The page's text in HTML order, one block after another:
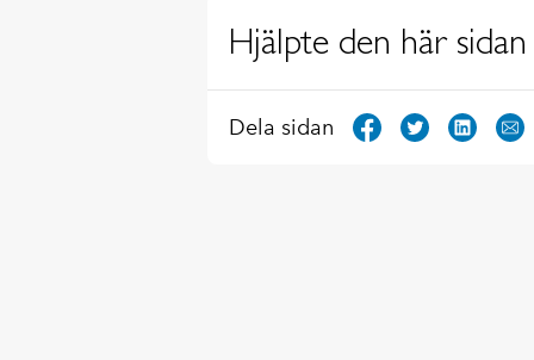
Hjälpte den här sidan
Dela sidan